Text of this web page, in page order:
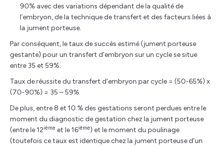
90% avec des variations dépendant de la qualité de
l’embryon, de la technique de transfert et des facteurs liées à
la jument porteuse.
Par conséquent, le taux de succès estimé (jument porteuse
gestante) pour un transfert d’embryon sur un cycle se situe
entre 35 et 59%.
Taux de réussite du transfert d’embryon par cycle = (50-65%) x
(70-90%) = 35 – 59%
De plus, entre 8 et 10 % des gestations seront perdues entre le
moment du diagnostic de gestation chez la jument porteuse
(entre le 12ième et le 16ième) et le moment du poulinage
(toutefois ce taux est identique chez la jument porteuse d’un